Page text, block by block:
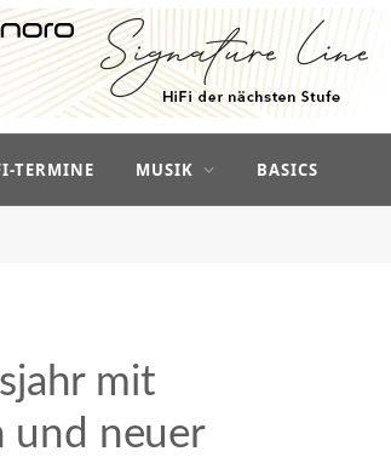
TERMINE MUSIK BASICS
mit
und neuer